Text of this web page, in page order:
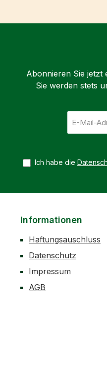
Abonnieren Sie jetzt
Sie werden stets
Mail-
Ich habe die
Informationen
Haftungsauschluss
Datenschutz
Impressum
AGB